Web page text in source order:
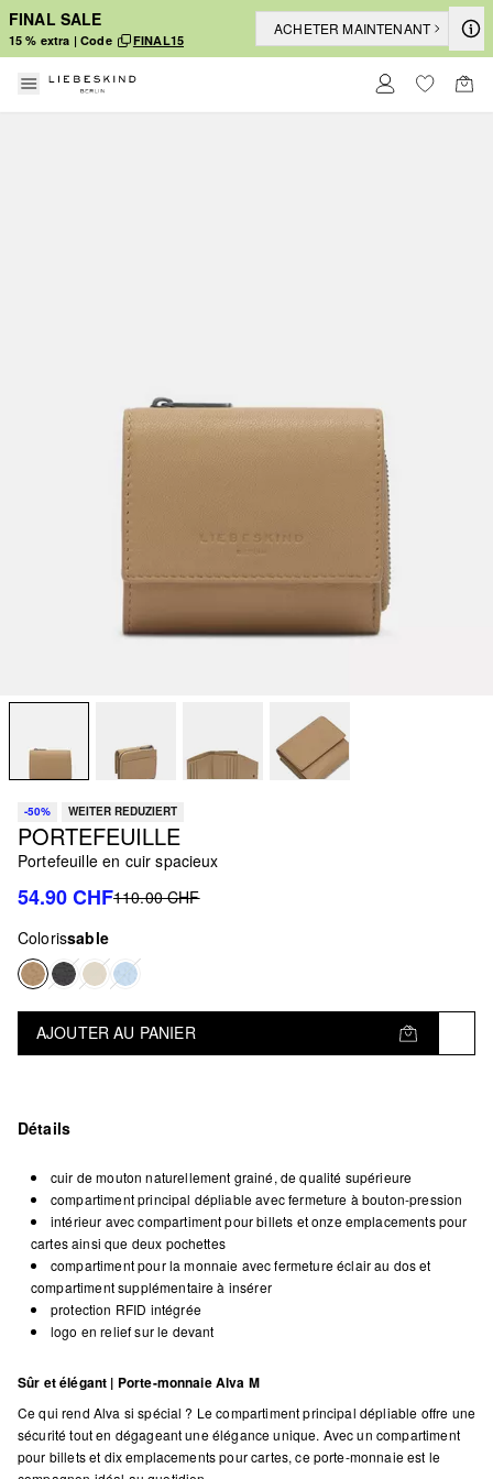
FINAL SALE
15 % extra | Code FINAL15
ACHETER MAINTENANT
-50% WEITER REDUZIERT
PORTEFEUILLE
Portefeuille en cuir spacieux
54.90 CHF110.00 CHF
Colorissable
AJOUTER AU PANIER
Détails
cuir de mouton naturellement grainé, de qualité supérieure
compartiment principal dépliable avec fermeture à bouton-pression
intérieur avec compartiment pour billets et onze emplacements pour
cartes ainsi que deux pochettes
compartiment pour la monnaie avec fermeture éclair au dos et
compartiment supplémentaire à insérer
protection RFID intégrée
logo en relief sur le devant
Sûr et élégant | Porte-monnaie Alva M
Ce qui rend Alva si spécial ? Le compartiment principal dépliable offre une
sécurité tout en dégageant une élégance unique. Avec un compartiment
pour billets et dix emplacements pour cartes, ce porte-monnaie est le